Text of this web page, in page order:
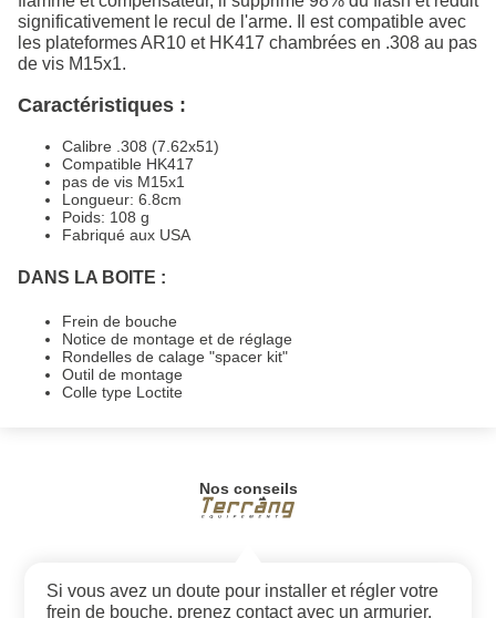
significativement le recul de l'arme. Il est compatible avec
les plateformes AR10 et HK417 chambrées en .308 au pas
de vis M15x1.
Caractéristiques :
Calibre .308 (7.62x51)
Compatible HK417
pas de vis M15x1
Longueur: 6.8cm
Poids: 108 g
Fabriqué aux USA
DANS LA BOITE :
Frein de bouche
Notice de montage et de réglage
Rondelles de calage "spacer kit"
Outil de montage
Colle type Loctite
Nos conseils
Si vous avez un doute pour installer et régler votre
frein de bouche, prenez contact avec un armurier.